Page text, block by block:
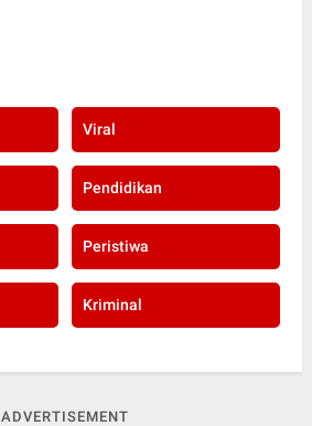
Viral
Pendidikan
Peristiwa
Kriminal
ADVERTISEMENT